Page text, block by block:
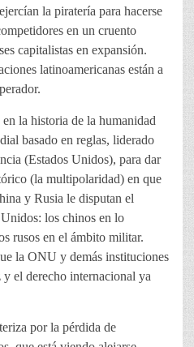
la piratería para hacerse
en un cruento
capitalistas en expansión.
latinoamericanas están a
la historia de la humanidad
basado en reglas, liderado
(Estados Unidos), para dar
(la multipolaridad) en que
y Rusia le disputan el
los chinos en lo
rusos en el ámbito militar.
la ONU y demás instituciones
y el derecho internacional ya
por la pérdida de